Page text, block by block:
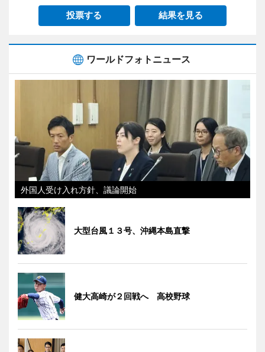
投票する 結果を見る
ワールドフォトニュース
外国人受け入れ方針、議論開始
大型台風１３号、沖縄本島直撃
健大高崎が２回戦へ 高校野球